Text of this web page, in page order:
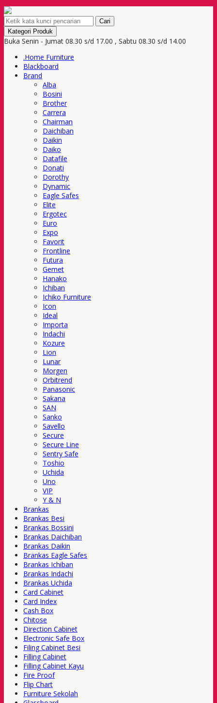
Cari
Kategori Produk
Buka Senin - Jumat 08.30 s/d 17.00 , Sabtu 08.30 s/d 14.00
.Home Furniture
Blackboard
Brand
Alba
Bosini
Brother
Carrera
Chairman
Daichiban
Daikin
Daiko
Datafile
Donati
Dorothy
Dynamic
Eagle Safes
Elite
Ergotec
Euro
Expo
Favorit
Frontline
Futura
Gemet
Hanako
Ichiban
Ichiko Furniture
Icon
Ideal
Importa
Indachi
Kozure
Lion
Lunar
Morgen
Orbitrend
Panasonic
Sakana
SAN
Sanko
Savello
Secure
Secure Line
Sentry Safe
Toshio
Uchida
Uno
VIP
Y & N
Brankas
Brankas Besi
Brankas Bossini
Brankas Daichiban
Brankas Daikin
Brankas Eagle Safes
Brankas Ichiban
Brankas Indachi
Brankas Uchida
Card Cabinet
Card Index
Cash Box
Chitose
Direction Cabinet
Electronic Safe Box
Filing Cabinet Besi
Filling Cabinet
Filling Cabinet Kayu
Fire Proof
Flip Chart
Furniture Sekolah